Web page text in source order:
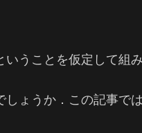
うことを仮定して組
ょうか．この記事で